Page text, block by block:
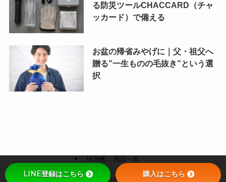
る防災ツールCHACCARD（チャ
ッカード）で備える
お盆の帰省みやげに｜父・祖父へ
贈る”一生ものの毛抜き”という選
択
HOME 用語一覧
©岐阜県関市の天研工業の刃物.
LINE登録はこちら 購入はこちら